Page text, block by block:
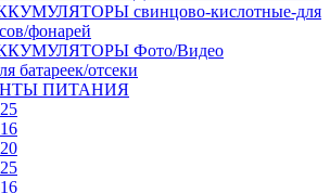
свинцово-кислотные-для
фонарей
Фото/Видео
батареек/отсеки
ПИТАНИЯ